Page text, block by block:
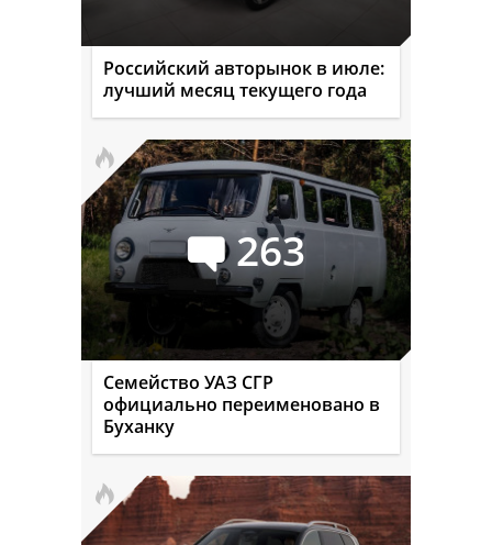
Российский авторынок в июле:
лучший месяц текущего года
263
Семейство УАЗ СГР
официально переименовано в
Буханку